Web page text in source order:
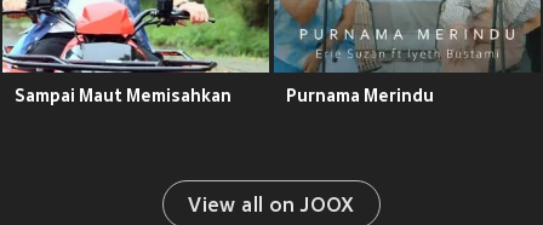
Sampai Maut Memisahkan Purnama Merindu
View all on JOOX